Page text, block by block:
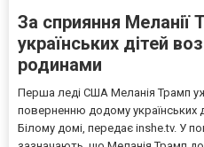
За сприяння Меланії
українських дітей
родинами
Перша леді США Меланія Трамп
поверненню додому українських
Білому домі, передає inshe.tv. У